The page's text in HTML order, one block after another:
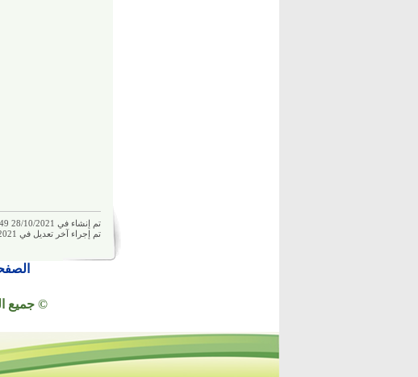
تم إنشاء في 28/10/2021 10:49 ص بواسطة
تم إجراء آخر تعديل في 28/10/2021 10:49 ص بواسطة
© جميع